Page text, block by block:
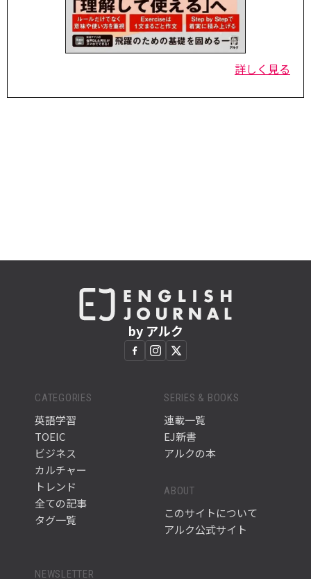
詳しく見る
by アルク
CATEGORIES
英語学習
TOEIC
ビジネス
カルチャー
トレンド
全ての記事
タグ一覧
SERIES & BOOKS
連載一覧
EJ新書
アルクの本
ABOUT
このサイトについて
アルク公式サイト
NEWSLETTER